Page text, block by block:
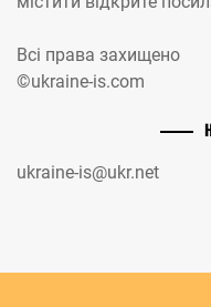
Всі права захищено
©ukraine-is.com
ukraine-is@ukr.net